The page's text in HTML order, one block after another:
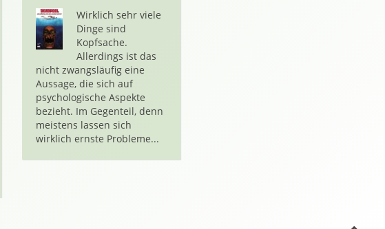
Wirklich sehr viele
Dinge sind
Kopfsache.
Allerdings ist das
nicht zwangsläufig eine
Aussage, die sich auf
psychologische Aspekte
bezieht. Im Gegenteil, denn
meistens lassen sich
wirklich ernste Probleme...